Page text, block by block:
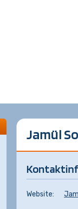
Jamül
Website: